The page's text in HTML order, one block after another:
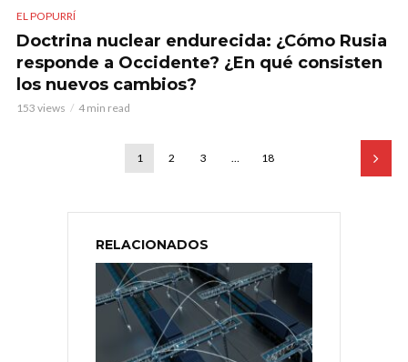
EL POPURRÍ
Doctrina nuclear endurecida: ¿Cómo Rusia
responde a Occidente? ¿En qué consisten
los nuevos cambios?
153 views 4 min read
1 2 3 … 18
RELACIONADOS